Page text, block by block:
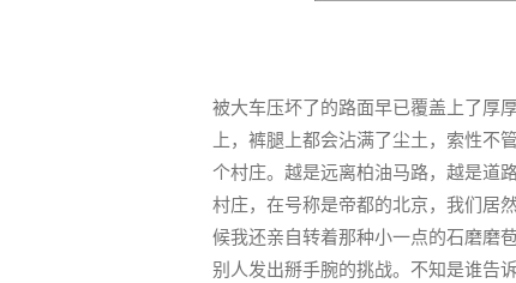
被大车压坏了的路面早已覆盖上了厚
上，裤腿上都会沾满了尘土，索性不
个村庄。越是远离柏油马路，越是道
村庄，在号称是帝都的北京，我们居
候我还亲自转着那种小一点的石磨磨
别人发出掰手腕的挑战。不知是谁告